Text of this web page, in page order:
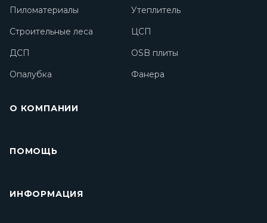
Пиломатериалы
Утеплитель
Строительные леса
ЦСП
ДСП
OSB плиты
Опалубка
Фанера
О КОМПАНИИ
ПОМОЩЬ
ИНФОРМАЦИЯ